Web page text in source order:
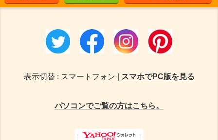
表示切替 : スマートフォン | スマホでPC版を見る
パソコンでご覧の方はこちら。